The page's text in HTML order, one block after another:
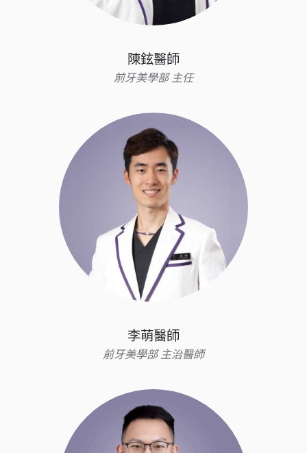
陳鉉醫師
前牙美學部 主任
李萌醫師
前牙美學部 主治醫師